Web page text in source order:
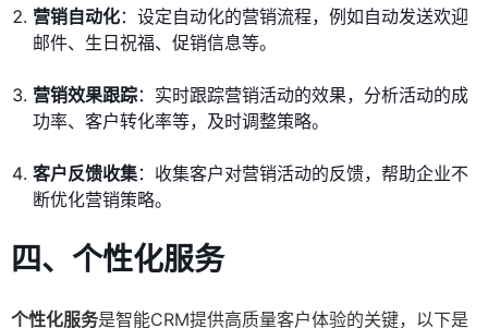
营销自动化：设定自动化的营销流程，例如自动发送欢迎
邮件、生日祝福、促销信息等。
营销效果跟踪：实时跟踪营销活动的效果，分析活动的成
功率、客户转化率等，及时调整策略。
客户反馈收集：收集客户对营销活动的反馈，帮助企业不
断优化营销策略。
四、个性化服务
个性化服务是智能CRM提供高质量客户体验的关键，以下是